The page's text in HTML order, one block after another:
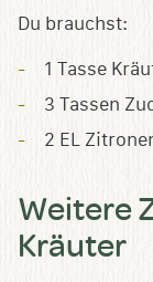
Du brauchst:
1 Tasse
3 Tassen
2 EL
Weitere
Kräuter